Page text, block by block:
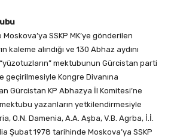
SSKP MK’ye gönderilen
kaleme alındığı ve 130 Abhaz aydını
mektubunun Gürcistan parti
geçirilmesiyle Kongre Divanına
Gürcistan KP Abhazya İl Komitesi’ne
yazanların yetkilendirmesiyle
O.N. Damenia, A.A. Aşba, V.B. Agrba, İ.İ.
Şubat 1978 tarihinde Moskova’ya SSKP